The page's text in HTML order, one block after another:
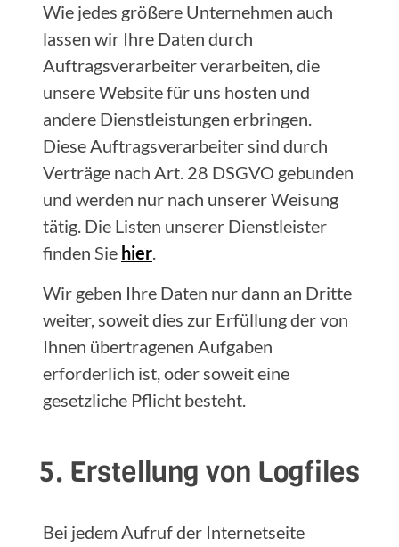
Wie jedes größere Unternehmen auch
lassen wir Ihre Daten durch
Auftragsverarbeiter verarbeiten, die
unsere Website für uns hosten und
andere Dienstleistungen erbringen.
Diese Auftragsverarbeiter sind durch
Verträge nach Art. 28 DSGVO gebunden
und werden nur nach unserer Weisung
tätig. Die Listen unserer Dienstleister
finden Sie hier.
Wir geben Ihre Daten nur dann an Dritte
weiter, soweit dies zur Erfüllung der von
Ihnen übertragenen Aufgaben
erforderlich ist, oder soweit eine
gesetzliche Pflicht besteht.
5. Erstellung von Logfiles
Bei jedem Aufruf der Internetseite